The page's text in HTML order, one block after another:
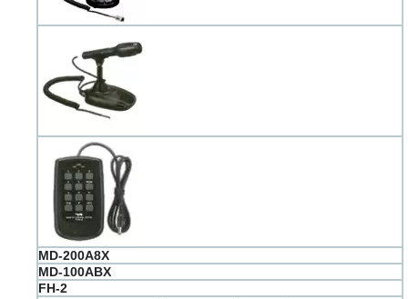
MD-200A8X
MD-100ABX
FH-2